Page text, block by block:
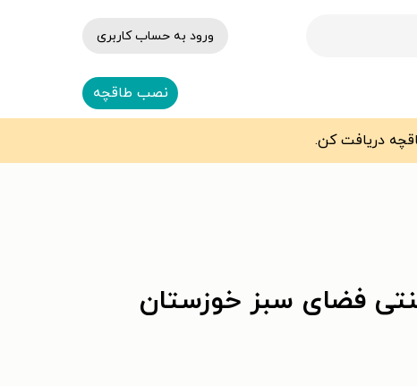
ورود به حساب کاربری
نصب طاقچه
فضای سبز خوزستان